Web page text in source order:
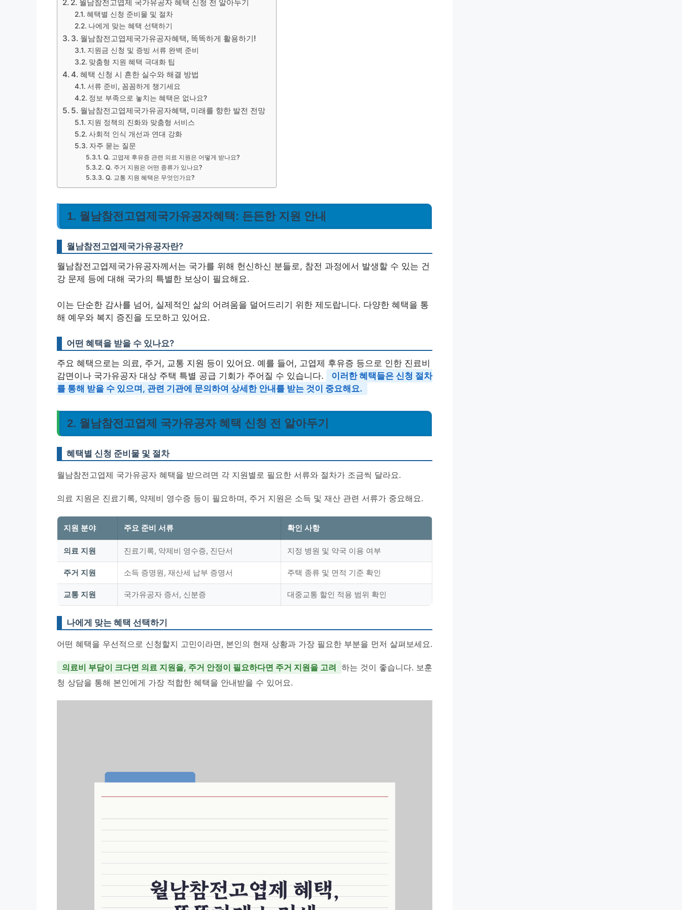
2. 월남참전고엽제 국가유공자 혜택 신청 전 알아두기
혜택별 신청 준비물 및 절차
나에게 맞는 혜택 선택하기
3. 월남참전고엽제국가유공자혜택, 똑똑하게 활용하기!
지원금 신청 및 증빙 서류 완벽 준비
맞춤형 지원 혜택 극대화 팁
4. 혜택 신청 시 흔한 실수와 해결 방법
서류 준비, 꼼꼼하게 챙기세요
정보 부족으로 놓치는 혜택은 없나요?
5. 월남참전고엽제국가유공자혜택, 미래를 향한 발전 전망
지원 정책의 진화와 맞춤형 서비스
사회적 인식 개선과 연대 강화
자주 묻는 질문
Q. 고엽제 후유증 관련 의료 지원은 어떻게 받나요?
Q. 주거 지원은 어떤 종류가 있나요?
Q. 교통 지원 혜택은 무엇인가요?
1. 월남참전고엽제국가유공자혜택: 든든한 지원 안내
월남참전고엽제국가유공자란?
월남참전고엽제국가유공자께서는 국가를 위해 헌신하신 분들로, 참전 과정에서 발생할 수 있는 건
강 문제 등에 대해 국가의 특별한 보상이 필요해요.
이는 단순한 감사를 넘어, 실제적인 삶의 어려움을 덜어드리기 위한 제도랍니다. 다양한 혜택을 통
해 예우와 복지 증진을 도모하고 있어요.
어떤 혜택을 받을 수 있나요?
주요 혜택으로는 의료, 주거, 교통 지원 등이 있어요. 예를 들어, 고엽제 후유증 등으로 인한 진료비
감면이나 국가유공자 대상 주택 특별 공급 기회가 주어질 수 있습니다.
이러한 혜택들은 신청 절차
를 통해 받을 수 있으며, 관련 기관에 문의하여 상세한 안내를 받는 것이 중요해요.
2. 월남참전고엽제 국가유공자 혜택 신청 전 알아두기
혜택별 신청 준비물 및 절차
월남참전고엽제 국가유공자 혜택을 받으려면 각 지원별로 필요한 서류와 절차가 조금씩 달라요.
의료 지원은 진료기록, 약제비 영수증 등이 필요하며, 주거 지원은 소득 및 재산 관련 서류가 중요해요.
지원 분야 주요 준비 서류 확인 사항
의료 지원 진료기록, 약제비 영수증, 진단서 지정 병원 및 약국 이용 여부
주거 지원 소득 증명원, 재산세 납부 증명서 주택 종류 및 면적 기준 확인
교통 지원 국가유공자 증서, 신분증 대중교통 할인 적용 범위 확인
나에게 맞는 혜택 선택하기
어떤 혜택을 우선적으로 신청할지 고민이라면, 본인의 현재 상황과 가장 필요한 부분을 먼저 살펴보세요.
의료비 부담이 크다면 의료 지원을, 주거 안정이 필요하다면 주거 지원을 고려 하는 것이 좋습니다. 보훈
청 상담을 통해 본인에게 가장 적합한 혜택을 안내받을 수 있어요.